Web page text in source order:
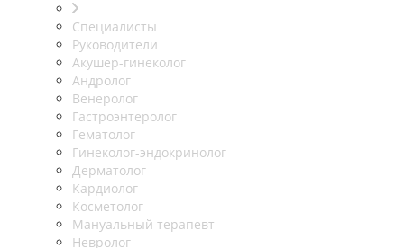
Специалисты
Руководители
Акушер-гинеколог
Андролог
Венеролог
Гастроэнтеролог
Гематолог
Гинеколог-эндокринолог
Дерматолог
Кардиолог
Косметолог
Мануальный терапевт
Невролог